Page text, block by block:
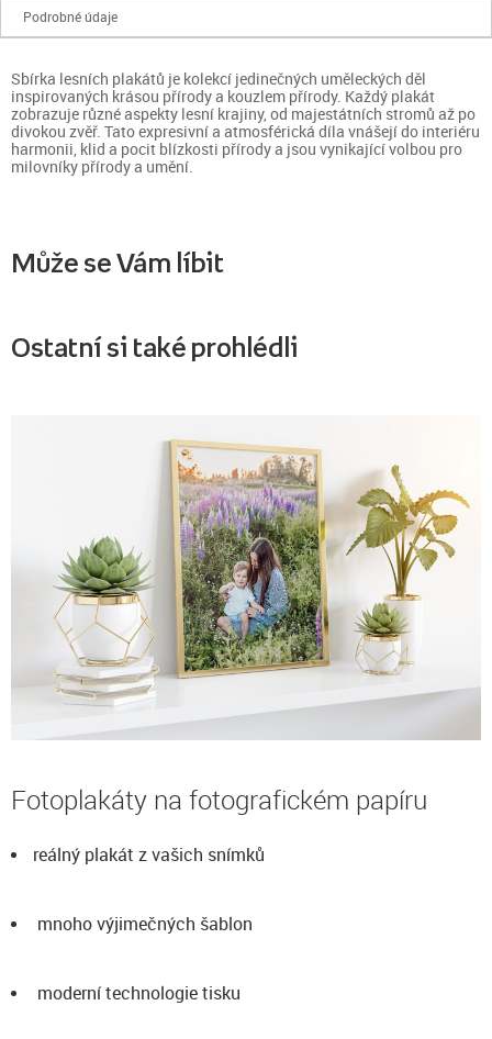
Podrobné údaje
Sbírka lesních plakátů je kolekcí jedinečných uměleckých děl
inspirovaných krásou přírody a kouzlem přírody. Každý plakát
zobrazuje různé aspekty lesní krajiny, od majestátních stromů až po
divokou zvěř. Tato expresivní a atmosférická díla vnášejí do interiéru
harmonii, klid a pocit blízkosti přírody a jsou vynikající volbou pro
milovníky přírody a umění.
Může se Vám líbit
Ostatní si také prohlédli
Fotoplakáty na fotografickém papíru
reálný plakát z vašich snímků
mnoho výjimečných šablon
moderní technologie tisku